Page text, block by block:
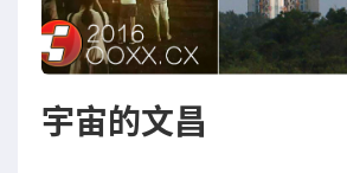
宇宙的文昌